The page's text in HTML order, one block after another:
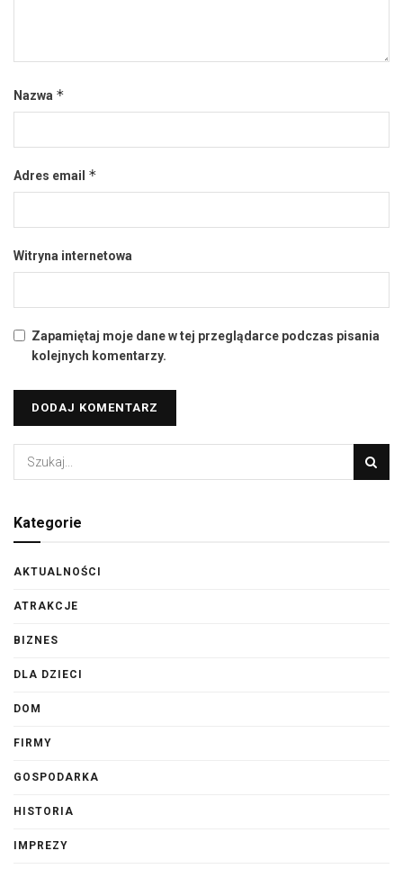
Nazwa *
Adres email *
Witryna internetowa
Zapamiętaj moje dane w tej przeglądarce podczas pisania
kolejnych komentarzy.
Kategorie
AKTUALNOŚCI
ATRAKCJE
BIZNES
DLA DZIECI
DOM
FIRMY
GOSPODARKA
HISTORIA
IMPREZY